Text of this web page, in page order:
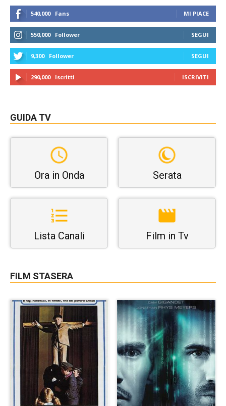
540,000 Fans MI PIACE
550,000 Follower SEGUI
9,300 Follower SEGUI
290,000 Iscritti ISCRIVITI
GUIDA TV
Ora in Onda Serata
Lista Canali Film in Tv
FILM STASERA